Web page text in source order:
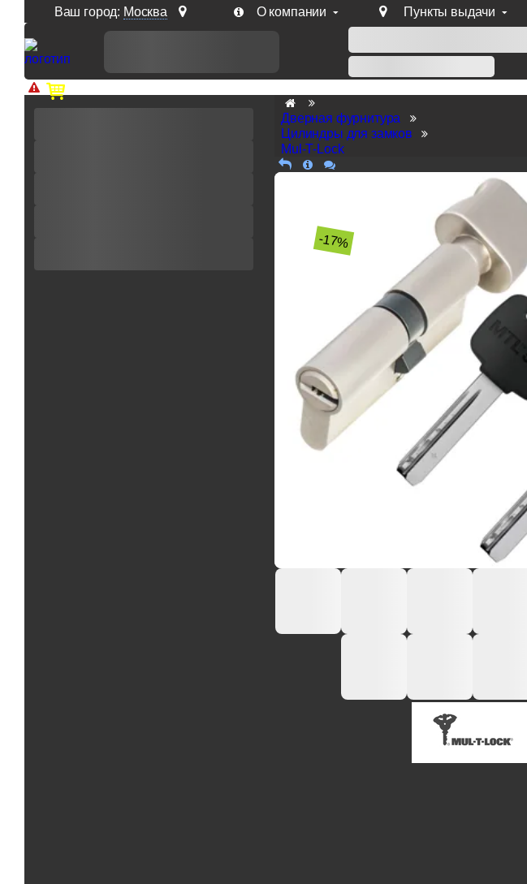
Ваш город: Москва О компании Пункты выдачи
Доп. скидка от цен на сайте 7% при заказе от 50 тыс. руб продукции Venezia,
Дверная фурнитура
Цилиндры для замков
Mul-T-Lock
-17%